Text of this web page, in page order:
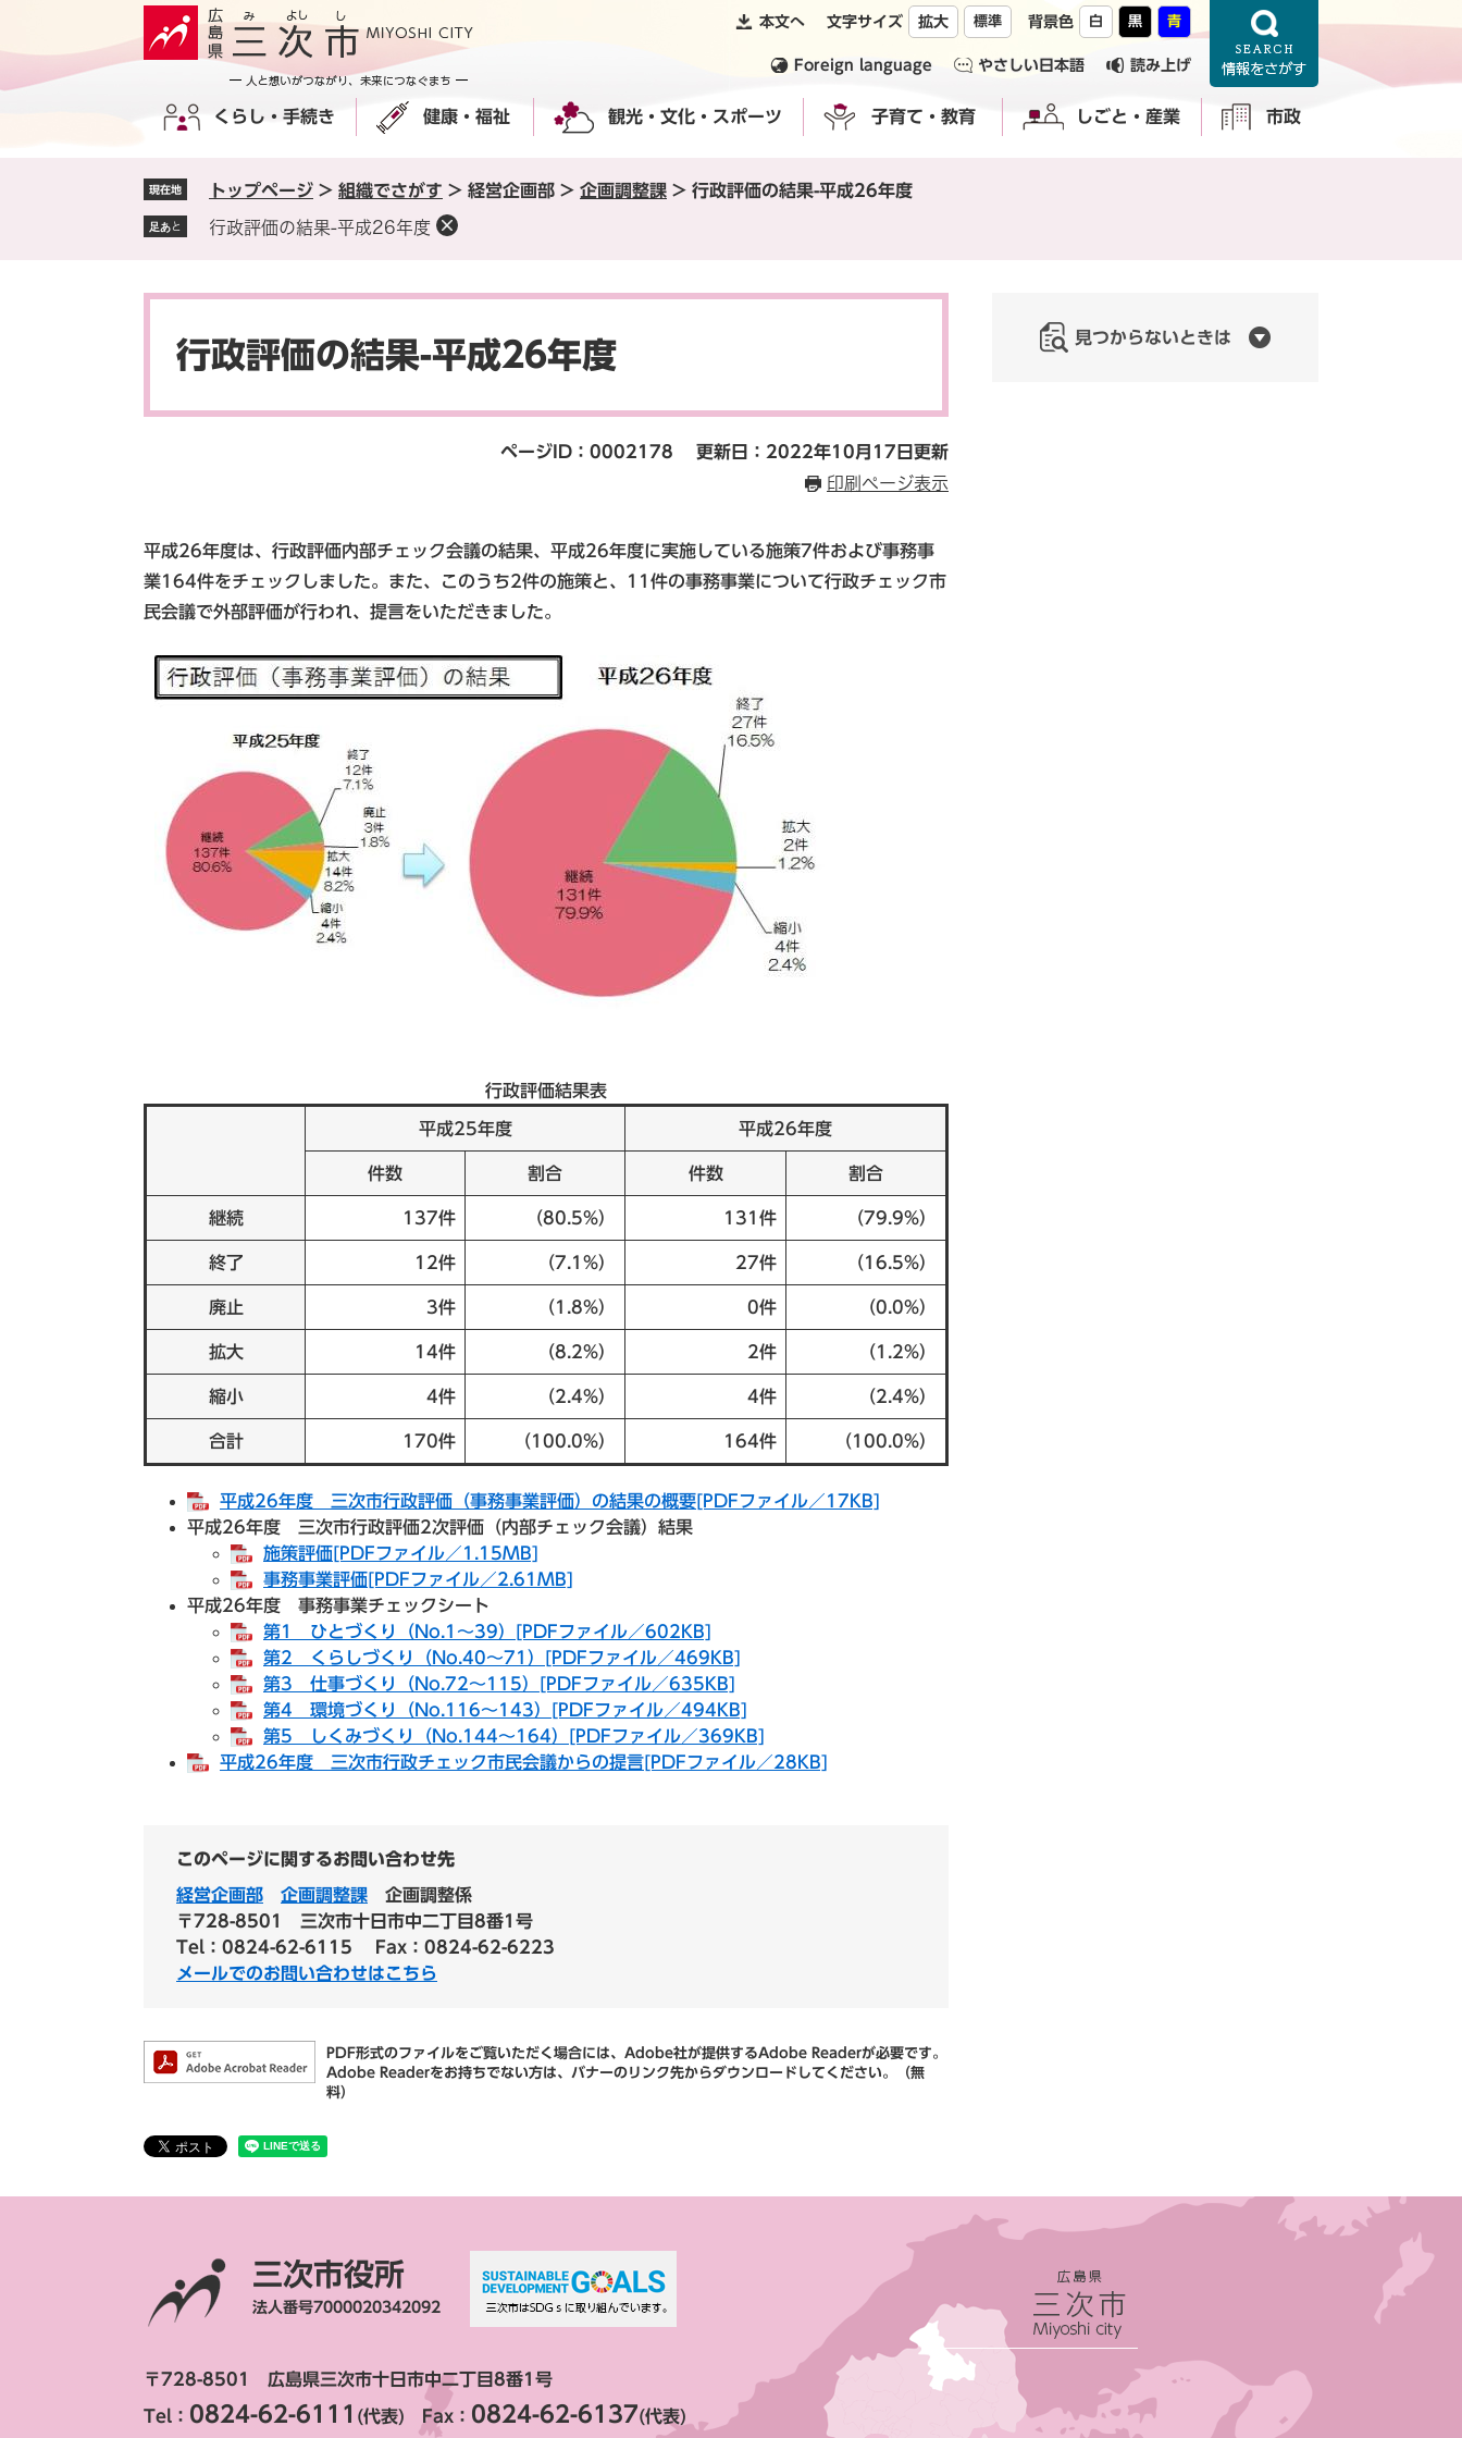
の
ー
本文へ 文字サイズ 拡大 標準 背景色 白 黒 青
Foreign language やさしい日本語 読み上げ
くらし・手続き 健康・福祉 観光・文化・スポーツ 子育て・教育 しごと・産業 市政
現在地 トップページ > 組織でさがす > 経営企画部 > 企画調整課 > 行政評価の結果-平成26年度
足あと 行政評価の結果-平成26年度
行政評価の結果-平成26年度
ページID：0002178
更新日：2022年10月17日更新
印刷ページ表示
平成26年度は、行政評価内部チェック会議の結果、平成26年度に実施している施策7件および事務事
業164件をチェックしました。また、このうち2件の施策と、11件の事務事業について行政チェック市
民会議で外部評価が行われ、提言をいただきました。
行政評価結果表
平成25年度 平成26年度
件数 割合 件数 割合
継続 137件 （80.5%） 131件 （79.9%）
終了 12件 （7.1%） 27件 （16.5%）
廃止 3件 （1.8%） 0件 （0.0%）
拡大 14件 （8.2%） 2件 （1.2%）
縮小 4件 （2.4%） 4件 （2.4%）
合計 170件 （100.0%） 164件 （100.0%）
平成26年度 三次市行政評価（事務事業評価）の結果の概要[PDFファイル／17KB]
平成26年度 三次市行政評価2次評価（内部チェック会議）結果
施策評価[PDFファイル／1.15MB]
事務事業評価[PDFファイル／2.61MB]
平成26年度 事務事業チェックシート
第1 ひとづくり（No.1～39）[PDFファイル／602KB]
第2 くらしづくり（No.40～71）[PDFファイル／469KB]
第3 仕事づくり（No.72～115）[PDFファイル／635KB]
第4 環境づくり（No.116～143）[PDFファイル／494KB]
第5 しくみづくり（No.144～164）[PDFファイル／369KB]
平成26年度 三次市行政チェック市民会議からの提言[PDFファイル／28KB]
このページに関するお問い合わせ先
経営企画部 企画調整課
企画調整係
〒728-8501
三次市十日市中二丁目8番1号
Tel：0824-62-6115
Fax：0824-62-6223
メールでのお問い合わせはこちら
PDF形式のファイルをご覧いただく場合には、Adobe社が提供するAdobe Readerが必要です。
Adobe Readerをお持ちでない方は、バナーのリンク先からダウンロードしてください。（無
料）
見つからないときは
三次市役所
法人番号7000020342092
〒728-8501 広島県三次市十日市中二丁目8番1号
Tel： 0824-62-6111 (代表) Fax： 0824-62-6137(代表)